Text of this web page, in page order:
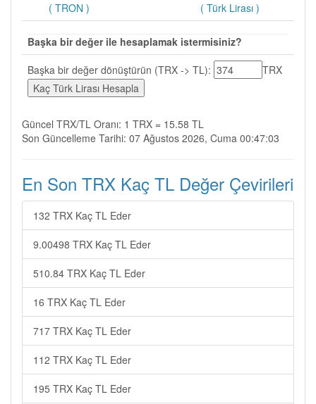
( TRON ) ( Türk Lirası )
Başka bir değer ile hesaplamak istermisiniz?
Başka bir değer dönüştürün (TRX -> TL):
TRX
Güncel TRX/TL Oranı: 1 TRX = 15.58 TL
Son Güncelleme Tarihi: 07 Ağustos 2026, Cuma 00:47:03
En Son TRX Kaç TL Değer Çevirileri
132 TRX Kaç TL Eder
9.00498 TRX Kaç TL Eder
510.84 TRX Kaç TL Eder
16 TRX Kaç TL Eder
717 TRX Kaç TL Eder
112 TRX Kaç TL Eder
195 TRX Kaç TL Eder